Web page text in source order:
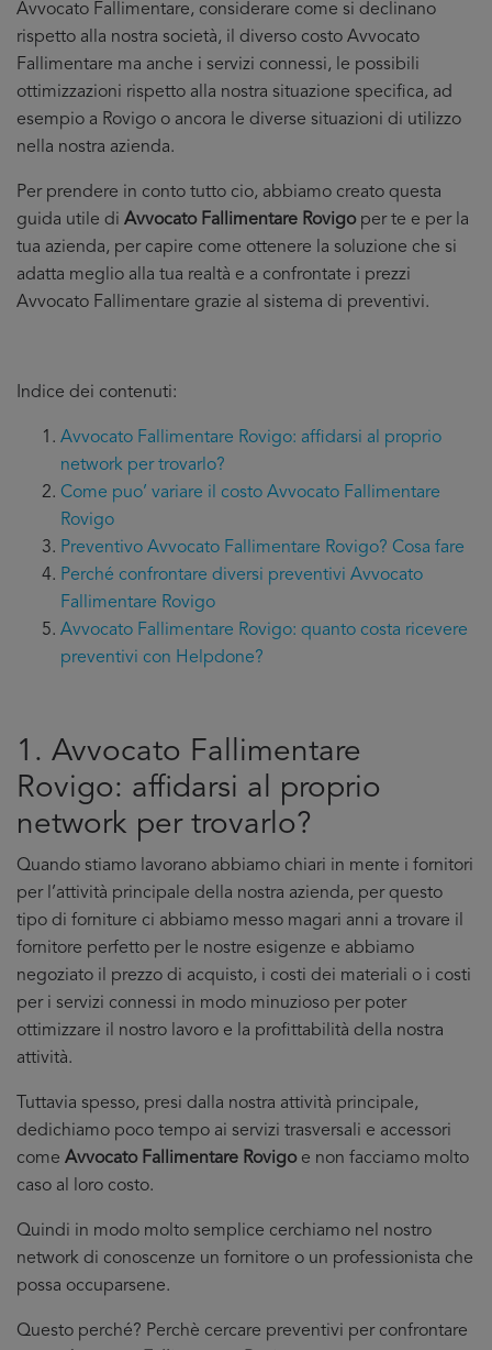
Avvocato Fallimentare, considerare come si declinano
rispetto alla nostra società, il diverso costo Avvocato
Fallimentare ma anche i servizi connessi, le possibili
ottimizzazioni rispetto alla nostra situazione specifica, ad
esempio a Rovigo o ancora le diverse situazioni di utilizzo
nella nostra azienda.
Per prendere in conto tutto cio, abbiamo creato questa
guida utile di Avvocato Fallimentare Rovigoper te e per la
tua azienda, per capire come ottenere la soluzione che si
adatta meglio alla tua realtà e a confrontate i prezzi
Avvocato Fallimentare grazie al sistema di preventivi.
Indice dei contenuti:
Avvocato Fallimentare Rovigo: affidarsi al proprio
network per trovarlo?
Come puo’ variare il costo Avvocato Fallimentare
Rovigo
Preventivo Avvocato Fallimentare Rovigo? Cosa fare
Perché confrontare diversi preventivi Avvocato
Fallimentare Rovigo
Avvocato Fallimentare Rovigo: quanto costa ricevere
preventivi con Helpdone?
1. Avvocato Fallimentare
Rovigo: affidarsi al proprio
network per trovarlo?
Quando stiamo lavorano abbiamo chiari in mente i fornitori
per l’attività principale della nostra azienda, per questo
tipo di forniture ci abbiamo messo magari anni a trovare il
fornitore perfetto per le nostre esigenze e abbiamo
negoziato il prezzo di acquisto, i costi dei materiali o i costi
per i servizi connessi in modo minuzioso per poter
ottimizzare il nostro lavoro e la profittabilità della nostra
attività.
Tuttavia spesso, presi dalla nostra attività principale,
dedichiamo poco tempo ai servizi trasversali e accessori
come Avvocato Fallimentare Rovigoe non facciamo molto
caso al loro costo.
Quindi in modo molto semplice cerchiamo nel nostro
network di conoscenze un fornitore o un professionista che
possa occuparsene.
Questo perché? Perchè cercare preventivi per confrontare